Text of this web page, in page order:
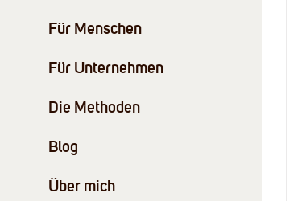
Für Menschen
Für Unternehmen
Die Methoden
Blog
Über mich